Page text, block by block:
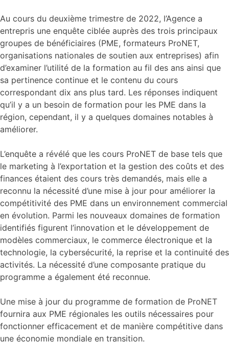
Au cours du deuxième trimestre de 2022, l’Agence a
entrepris une enquête ciblée auprès des trois principaux
groupes de bénéficiaires (PME, formateurs ProNET,
organisations nationales de soutien aux entreprises) afin
d’examiner l’utilité de la formation au fil des ans ainsi que
sa pertinence continue et le contenu du cours
correspondant dix ans plus tard. Les réponses indiquent
qu’il y a un besoin de formation pour les PME dans la
région, cependant, il y a quelques domaines notables à
améliorer.
L’enquête a révélé que les cours ProNET de base tels que
le marketing à l’exportation et la gestion des coûts et des
finances étaient des cours très demandés, mais elle a
reconnu la nécessité d’une mise à jour pour améliorer la
compétitivité des PME dans un environnement commercial
en évolution. Parmi les nouveaux domaines de formation
identifiés figurent l’innovation et le développement de
modèles commerciaux, le commerce électronique et la
technologie, la cybersécurité, la reprise et la continuité des
activités. La nécessité d’une composante pratique du
programme a également été reconnue.
Une mise à jour du programme de formation de ProNET
fournira aux PME régionales les outils nécessaires pour
fonctionner efficacement et de manière compétitive dans
une économie mondiale en transition.